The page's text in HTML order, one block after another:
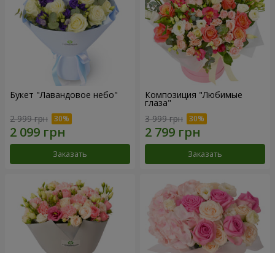
Букет "Лавандовое небо"
2 999 грн
Заказать
Композиция "Любимые
глаза"
3 999 грн
Заказать